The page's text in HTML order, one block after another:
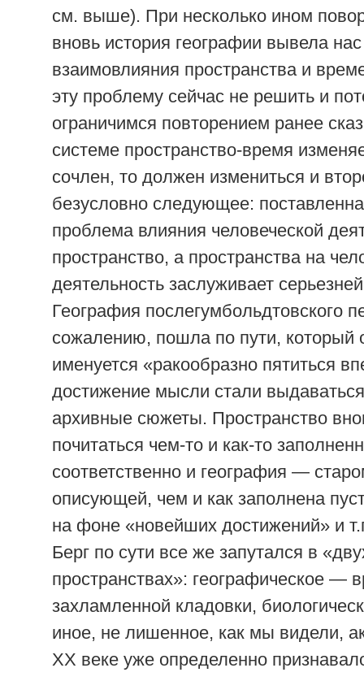
см. выше). При несколько ином
вновь история географии вывела
взаимовлияния пространства и
эту проблему сейчас не решить и
ограничимся повторением ранее
системе пространство-время
сочлен, то должен измениться и
безусловно следующее:
проблема влияния человеческой
пространство, а пространства на
деятельность заслуживает
География послегумбольдтовского
сожалению, пошла по пути, который
именуется «ракообразно пятиться
достижение мысли стали
архивные сюжеты. Пространство
почитаться чем-то и как-то
соответственно и география —
описующей, чем и как заполнена
на фоне «новейших достижений» и
Берг по сути все же запутался в
пространствах»: географическое —
захламленной кладовки,
иное, не лишенное, как мы видели,
XX веке уже определенно